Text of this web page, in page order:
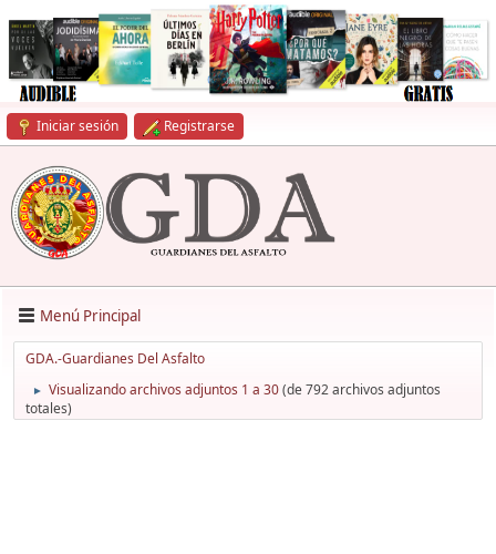
Iniciar sesión Registrarse
Menú Principal
GDA.-Guardianes Del Asfalto
► Visualizando archivos adjuntos 1 a 30(de 792 archivos adjuntos
totales)